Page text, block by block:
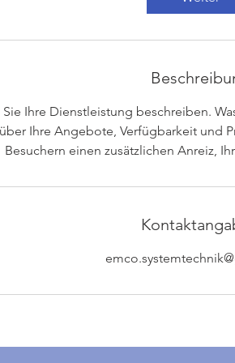
Ihre Dienstleistung beschreiben.
Ihre Angebote, Verfügbarkeit und
Besuchern einen zusätzlichen Anreiz,